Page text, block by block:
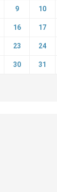
9 10
16 17
23 24
30 31